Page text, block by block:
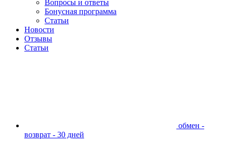
Вопросы и ответы
Бонусная программа
Статьи
Новости
Отзывы
Статьи
обмен -
возврат - 30 дней